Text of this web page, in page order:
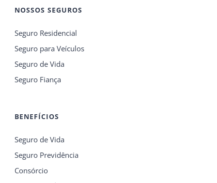
NOSSOS SEGUROS
Seguro Residencial
Seguro para Veículos
Seguro de Vida
Seguro Fiança
BENEFÍCIOS
Seguro de Vida
Seguro Previdência
Consórcio